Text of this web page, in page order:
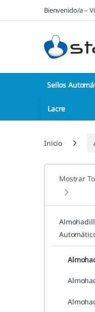
Saltar a la navegación
Saltar al contenidoBienvenido/a –
Sellos
Lacre
Inicio
Mostrar